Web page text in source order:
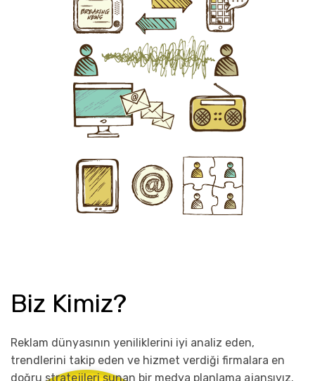
Biz Kimiz?
Reklam dünyasının yeniliklerini iyi analiz eden,
trendlerini takip eden ve hizmet verdiği firmalara en
doğru stratejileri sunan bir medya planlama ajansıyız.